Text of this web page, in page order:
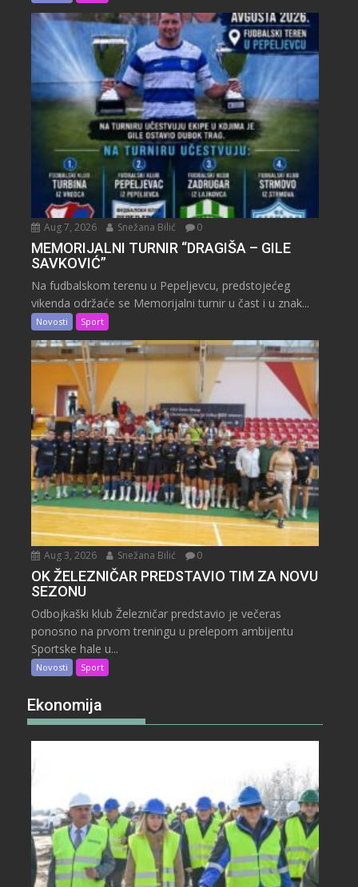
Aug 7, 2026 Snežana Bilić 0
MEMORIJALNI TURNIR “DRAGIŠA – GILE
SAVKOVIĆ”
Na fudbalskom terenu u Pepeljevcu, predstojećeg
vikenda održaće se Memorijalni turnir u čast i u znak...
Novosti Sport
Aug 3, 2026 Snežana Bilić 0
OK ŽELEZNIČAR PREDSTAVIO TIM ZA NOVU
SEZONU
Odbojkaški klub Železničar predstavio je večeras
ponosno na prvom treningu u prelepom ambijentu
Sportske hale u...
Novosti Sport
Ekonomija